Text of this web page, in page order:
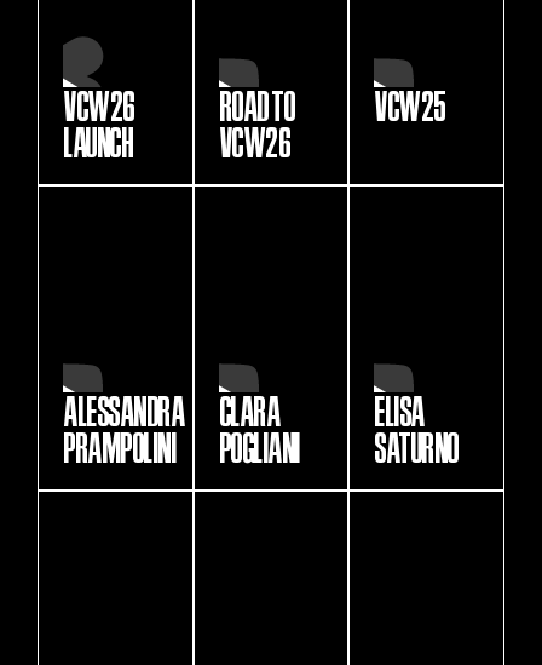
VCW26
LAUNCH
ROAD TO
VCW26
VCW25
ALESSANDRA
PRAMPOLINI
CLARA
POGLIANI
ELISA
SATURNO